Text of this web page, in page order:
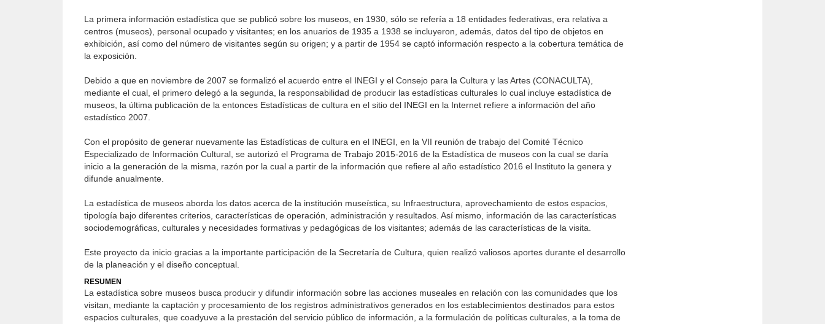
La primera información estadística que se publicó sobre los museos, en 1930, sólo se refería a 18 entidades federativas, era relativa a
centros (museos), personal ocupado y visitantes; en los anuarios de 1935 a 1938 se incluyeron, además, datos del tipo de objetos en
exhibición, así como del número de visitantes según su origen; y a partir de 1954 se captó información respecto a la cobertura temática de
la exposición.
Debido a que en noviembre de 2007 se formalizó el acuerdo entre el INEGI y el Consejo para la Cultura y las Artes (CONACULTA),
mediante el cual, el primero delegó a la segunda, la responsabilidad de producir las estadísticas culturales lo cual incluye estadística de
museos, la última publicación de la entonces Estadísticas de cultura en el sitio del INEGI en la Internet refiere a información del año
estadístico 2007.
Con el propósito de generar nuevamente las Estadísticas de cultura en el INEGI, en la VII reunión de trabajo del Comité Técnico
Especializado de Información Cultural, se autorizó el Programa de Trabajo 2015-2016 de la Estadística de museos con la cual se daría
inicio a la generación de la misma, razón por la cual a partir de la información que refiere al año estadístico 2016 el Instituto la genera y
difunde anualmente.
La estadística de museos aborda los datos acerca de la institución museística, su Infraestructura, aprovechamiento de estos espacios,
tipología bajo diferentes criterios, características de operación, administración y resultados. Así mismo, información de las características
sociodemográficas, culturales y necesidades formativas y pedagógicas de los visitantes; además de las características de la visita.
Este proyecto da inicio gracias a la importante participación de la Secretaría de Cultura, quien realizó valiosos aportes durante el desarrollo
de la planeación y el diseño conceptual.
RESUMEN
La estadística sobre museos busca producir y difundir información sobre las acciones museales en relación con las comunidades que los
visitan, mediante la captación y procesamiento de los registros administrativos generados en los establecimientos destinados para estos
espacios culturales, que coadyuve a la prestación del servicio público de información, a la formulación de políticas culturales, a la toma de